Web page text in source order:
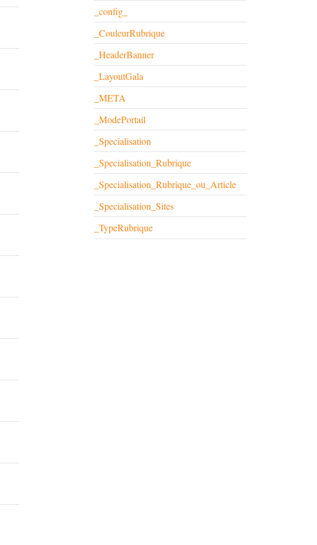
_config_
_CouleurRubrique
_HeaderBanner
_LayoutGala
_META
_ModePortail
_Specialisation
_Specialisation_Rubrique
_Specialisation_Rubrique_ou_Article
_Specialisation_Sites
_TypeRubrique